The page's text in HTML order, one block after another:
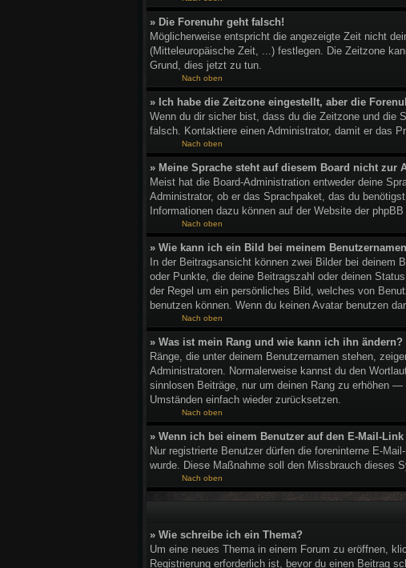
» Die Forenuhr geht falsch!
Möglicherweise entspricht die angezeigte Zeit nicht
(Mitteleuropäische Zeit, ...) festlegen. Die Zeitzone
Grund, dies jetzt zu tun.
Nach oben
» Ich habe die Zeitzone eingestellt, aber die
Wenn du dir sicher bist, dass du die Zeitzone und die
falsch. Kontaktiere einen Administrator, damit er das
Nach oben
» Meine Sprache steht auf diesem Board nicht zur
Meist hat die Board-Administration entweder deine
Administrator, ob er das Sprachpaket, das du
Informationen dazu können auf der Website der
Nach oben
» Wie kann ich ein Bild bei meinem
In der Beitragsansicht können zwei Bilder bei
oder Punkte, die deine Beitragszahl oder deinen
der Regel um ein persönliches Bild, welches von
benutzen können. Wenn du keinen Avatar benutzen
Nach oben
» Was ist mein Rang und wie kann ich ihn ändern?
Ränge, die unter deinem Benutzernamen stehen,
Administratoren. Normalerweise kannst du den
sinnlosen Beiträge, nur um deinen Rang zu erhöhen
Umständen einfach wieder zurücksetzen.
Nach oben
» Wenn ich bei einem Benutzer auf den E-Mail-
Nur registrierte Benutzer dürfen die foreninterne E-
wurde. Diese Maßnahme soll den Missbrauch dieses
Nach oben
» Wie schreibe ich ein Thema?
Um eine neues Thema in einem Forum zu eröffnen,
Registrierung erforderlich ist, bevor du einen Beitrag